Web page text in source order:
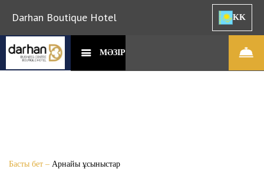
Darhan Boutique Hotel KK
МӘЗІР
Басты бет – Арнайы ұсыныстар